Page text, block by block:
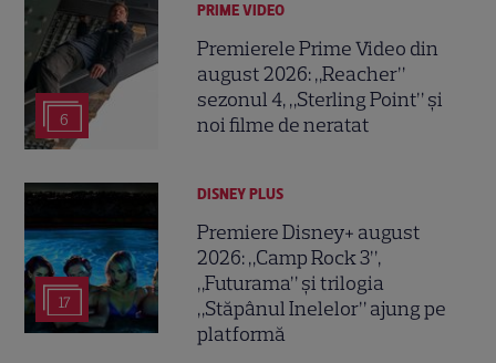
6
PRIME VIDEO
Premierele Prime Video din
august 2026: „Reacher”
sezonul 4, „Sterling Point” și
noi filme de neratat
17
DISNEY PLUS
Premiere Disney+ august
2026: „Camp Rock 3”,
„Futurama” și trilogia
„Stăpânul Inelelor” ajung pe
platformă